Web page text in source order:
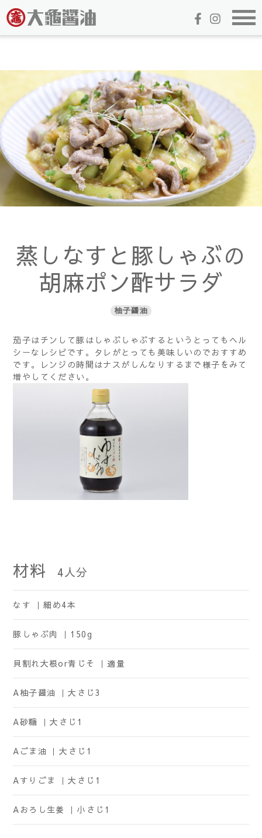
蒸しなすと豚しゃぶの
胡麻ポン酢サラダ
柚子醤油
茄子はチンして豚はしゃぶしゃぶするというとってもヘル
シーなレシピです。タレがとっても美味しいのでおすすめ
です。レンジの時間はナスがしんなりするまで様子をみて
増やしてください。
材料 4人分
なす ｜細め4本
豚しゃぶ肉 ｜ 150g
貝割れ大根or青じそ ｜ 適量
A柚子醤油 ｜大さじ3
A砂糖 ｜大さじ1
Aごま油 ｜ 大さじ1
Aすりごま ｜大さじ1
Aおろし生姜 ｜ 小さじ1